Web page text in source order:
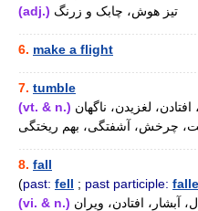
(adj.) تیز هوش، چابک و زرنگ
6. make a flight
7. tumble
(vt. & n.)
چرخش، آشفتگی، بهم ریختگی
8. fall
(past: fell ; past participle:
(vi. & n.)